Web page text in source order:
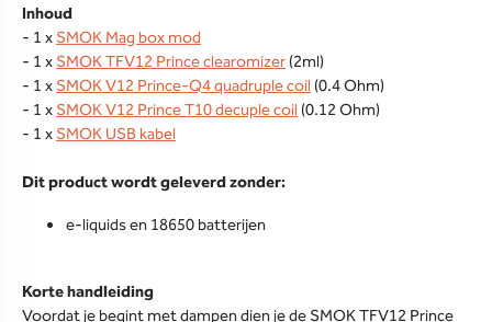
Inhoud
- 1 xSMOK Mag box mod
- 1 xSMOK TFV12 Prince clearomizer(2ml)
- 1 xSMOK V12 Prince-Q4 quadruple coil(0.4 Ohm)
- 1 xSMOK V12 Prince T10 decuple coil(0.12 Ohm)
- 1 xSMOK USB kabel
Dit product wordt geleverd zonder:
e-liquids en 18650 batterijen
Korte handleiding
Voordat je begint met dampen dien je de SMOK TFV12 Prince